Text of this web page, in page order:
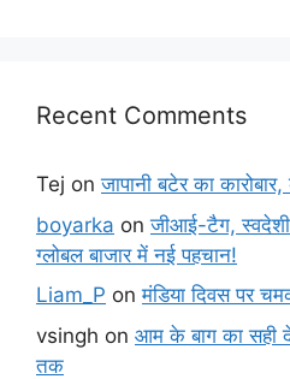
Recent Comments
Tej onजापानी बटेर का
boyarka onजीआई-टैग, स्वदेशी
ग्लोबल बाजार में नई पहचान!
Liam_P onमंडिया दिवस पर
vsingh on आम के बाग का
तक